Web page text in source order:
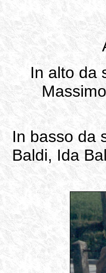
In alto da
In basso da
Baldi, Ida